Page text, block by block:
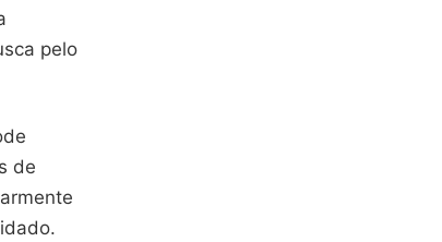
pelo
de